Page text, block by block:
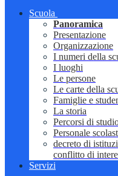
Scuola
Panoramica
Presentazione
Organizzazione
I numeri della
I luoghi
Le persone
Le carte della
Famiglie e
La storia
Percorsi di
Personale
decreto di
conflitto di
Servizi